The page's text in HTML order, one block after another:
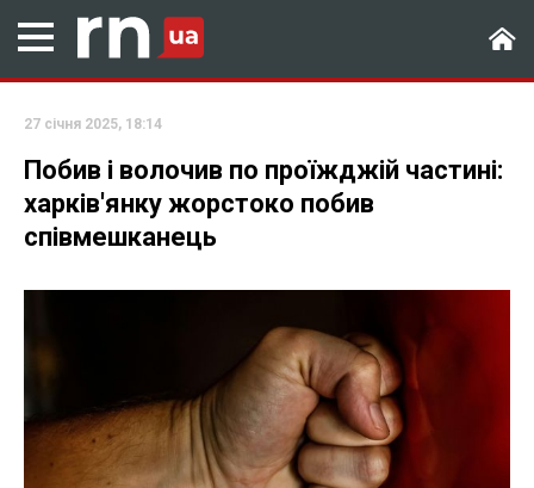
27 січня 2025, 18:14
Побив і волочив по проїжджій частині:
харків'янку жорстоко побив
співмешканець